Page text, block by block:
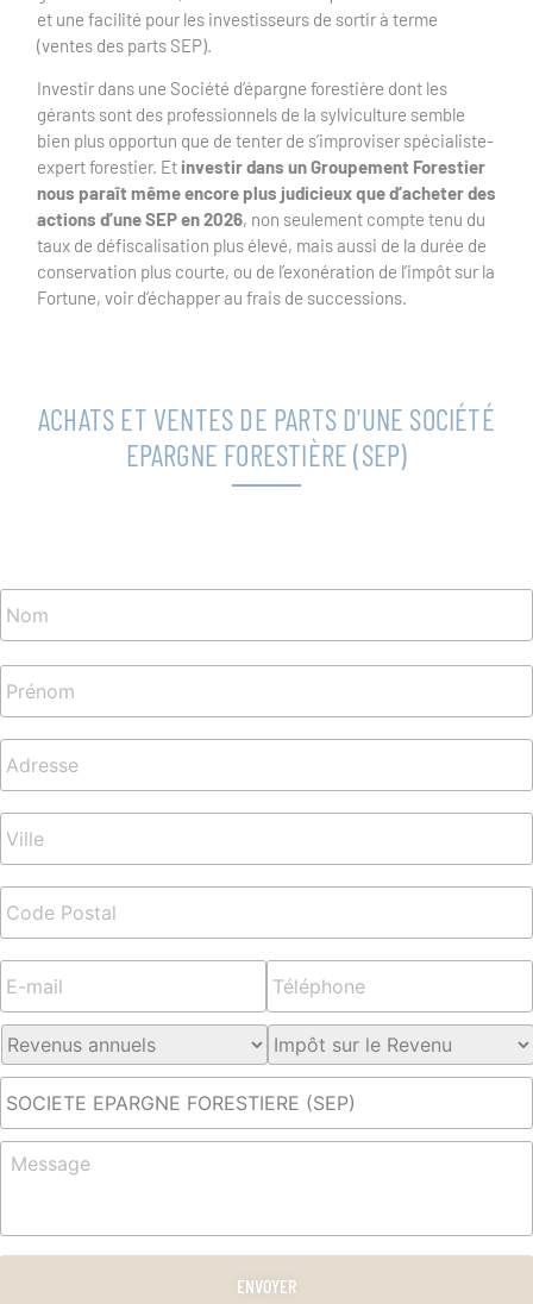
et une facilité pour les investisseurs de sortir à terme
(ventes des parts SEP).
Investir dans une Société d’épargne forestière dont les
gérants sont des professionnels de la sylviculture semble
bien plus opportun que de tenter de s’improviser spécialiste-
expert forestier. Et investir dans un Groupement Forestier
nous paraît même encore plus judicieux que d’acheter des
actions d’une SEP en 2026, non seulement compte tenu du
taux de défiscalisation plus élevé, mais aussi de la durée de
conservation plus courte, ou de l’exonération de l’impôt sur la
Fortune, voir d’échapper au frais de successions.
ACHATS ET VENTES DE PARTS D'UNE SOCIÉTÉ
EPARGNE FORESTIÈRE (SEP)
Nom *
Adresse *
E-
mail *
Téléphone *
Revenus
annuels
*
Impôt
sur
le
Revenu *
Sujet
Message